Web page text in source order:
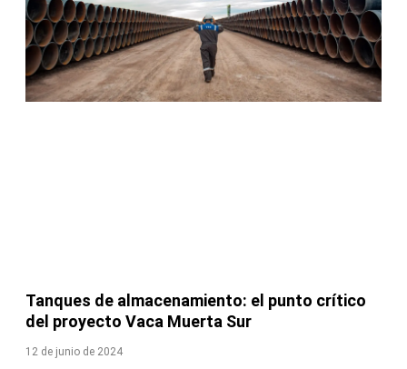
Tanques de almacenamiento: el punto crítico
del proyecto Vaca Muerta Sur
12 de junio de 2024